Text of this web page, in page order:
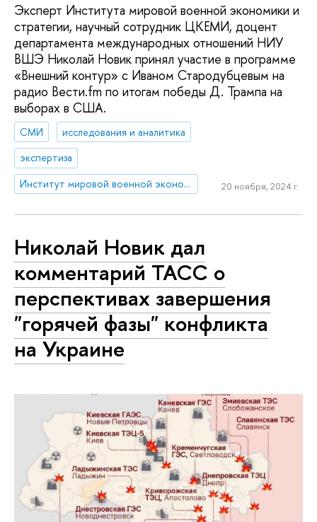
Эксперт Института мировой военной экономики и
стратегии, научный сотрудник ЦКЕМИ, доцент
департамента международных отношений НИУ
ВШЭ Николай Новик принял участие в программе
«Внешний контур» с Иваном Стародубцевым на
радио Вести.fm по итогам победы Д. Трампа на
выборах в США.
СМИ
исследования и аналитика
экспертиза
Институт мировой военной экономики и стратегии
20 ноября, 2024 г.
Николай Новик дал
комментарий ТАСС о
перспективах завершения
"горячей фазы" конфликта
на Украине